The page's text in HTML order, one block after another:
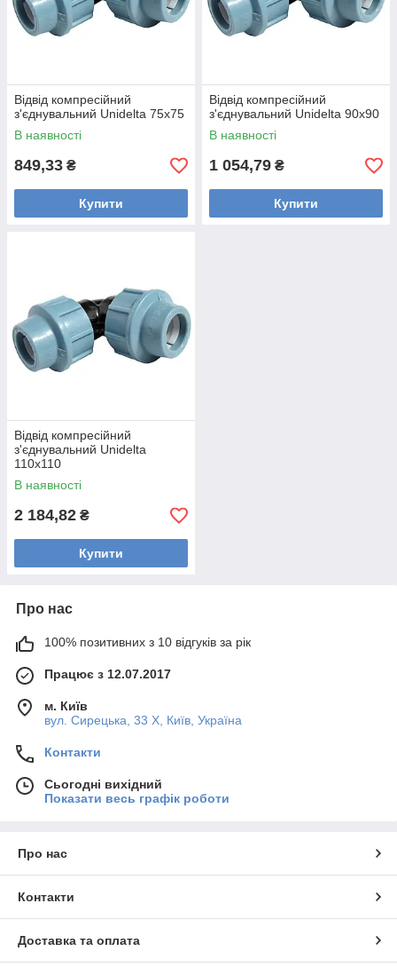
Відвід компресійний
з'єднувальний Unidelta 75x75
В наявності
849,33 ₴
Купити
Відвід компресійний
з'єднувальний Unidelta 90x90
В наявності
1 054,79 ₴
Купити
Відвід компресійний
з'єднувальний Unidelta
110x110
В наявності
2 184,82 ₴
Купити
Про нас
100% позитивних з 10 відгуків за рік
Працює з 12.07.2017
м. Київ
вул. Сирецька, 33 Х, Київ, Україна
Контакти
Сьогодні вихідний
Показати весь графік роботи
Про нас
Контакти
Доставка та оплата